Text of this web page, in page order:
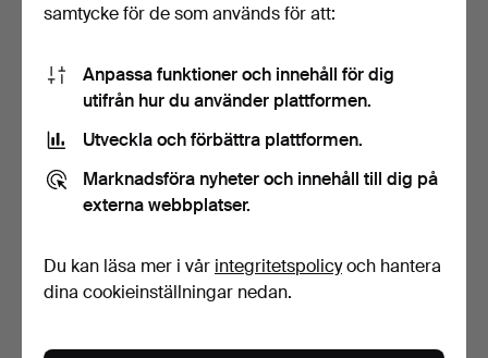
SERIEALBUM, 6 stycken,
Hergé Tintins ävent…
2 bud
37 USD
SERIETIDNINGAR &
SERIEALBUM, parti, 1960-
7 bud
64 USD
samtycke för de som används för att:
Anpassa funktioner och innehåll för dig
utifrån hur du använder plattformen.
Utveckla och förbättra plattformen.
Marknadsföra nyheter och innehåll till dig på
externa webbplatser.
Du kan läsa mer i vår integritetspolicyoch hantera
dina cookieinställningar nedan.